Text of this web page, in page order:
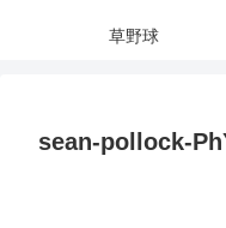
草野球
sean-pollock-